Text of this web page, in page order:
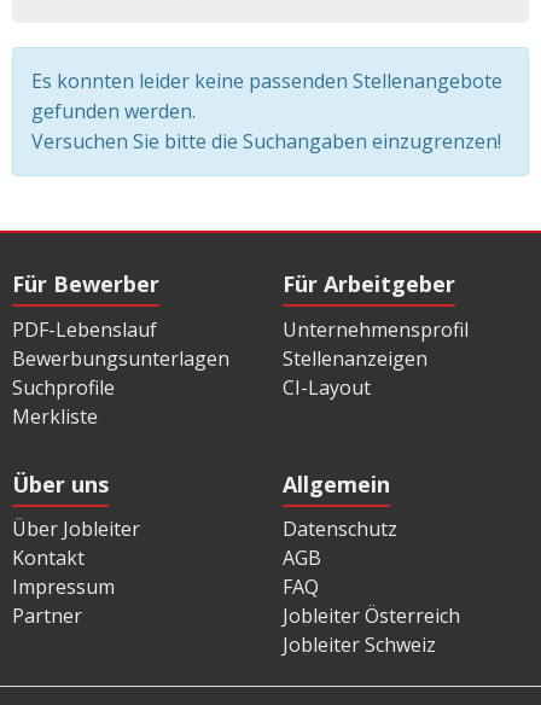
Es konnten leider keine passenden Stellenangebote
gefunden werden.
Versuchen Sie bitte die Suchangaben einzugrenzen!
Für Bewerber
PDF-Lebenslauf
Bewerbungsunterlagen
Suchprofile
Merkliste
Für Arbeitgeber
Unternehmensprofil
Stellenanzeigen
CI-Layout
Über uns
Über Jobleiter
Kontakt
Impressum
Partner
Allgemein
Datenschutz
AGB
FAQ
Jobleiter Österreich
Jobleiter Schweiz